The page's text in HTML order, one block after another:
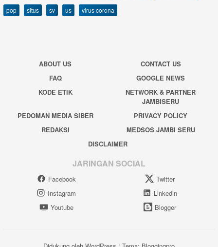
pop
situs sv us virus corona
ABOUT US
CONTACT US
FAQ
GOOGLE NEWS
KODE ETIK
NETWORK & PARTNER
JAMBISERU
PEDOMAN MEDIA SIBER
PRIVACY POLICY
REDAKSI
MEDSOS JAMBI SERU
DISCLAIMER
JARINGAN SOCIAL
Facebook
Twitter
Instagram
Linkedin
Youtube
Blogger